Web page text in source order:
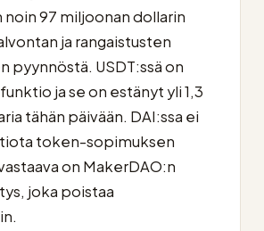
97 miljoonan dollarin
ja rangaistusten
pyynnöstä. USDT:ssä on
ja se on estänyt yli 1,3
tähän päivään. DAI:ssa ei
token-sopimuksen
on MakerDAO:n
joka poistaa